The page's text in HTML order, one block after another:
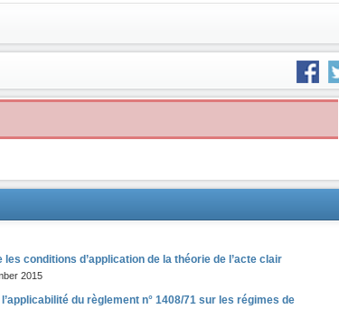
conditions d’application de la théorie de l’acte clair
2015
du règlement n° 1408/71 sur les régimes de